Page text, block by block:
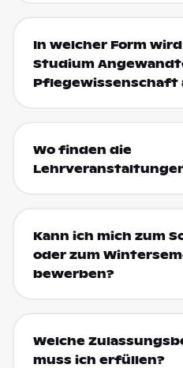
In welcher Form
Studium
Pflegewissenschaft
Wo finden die
Kann ich mich zum
oder zum
bewerben?
Welche
muss ich erfüllen?